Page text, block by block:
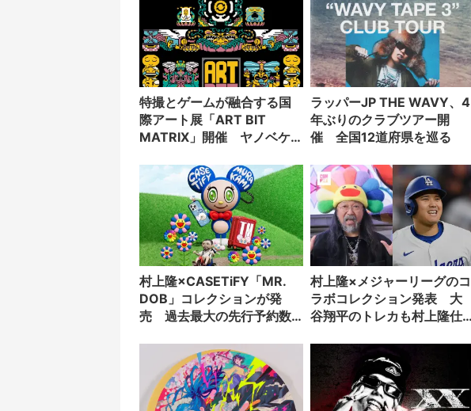
特撮とゲームが融合する国
際アート展「ART BIT
MATRIX」開催 ヤノベケン
ラッパーJP THE WAVY、4
年ぶりのクラブツアー開
催 全国12道府県を巡る
村上隆×CASETiFY「MR.
DOB」コレクションが発
売 過去最大の先行予約数
村上隆×メジャーリーグのコ
ラボコレクション発表 大
谷翔平のトレカも村上隆仕